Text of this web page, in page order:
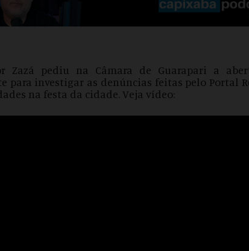
Zazá pediu na Câmara de Guarapari a
para investigar as denúncias feitas pelo Portal
na festa da cidade. Veja vídeo: